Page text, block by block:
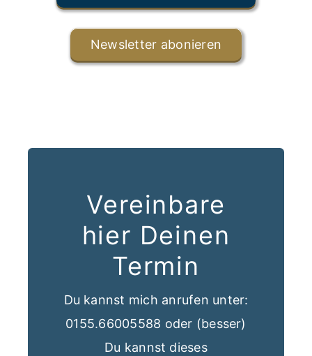
Newsletter abonieren
Vereinbare
hier Deinen
Termin
Du kannst mich anrufen unter:
0155.66005588 oder (besser)
Du kannst dieses